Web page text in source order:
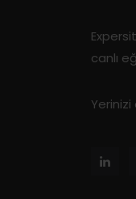
canlı
Yerinizi